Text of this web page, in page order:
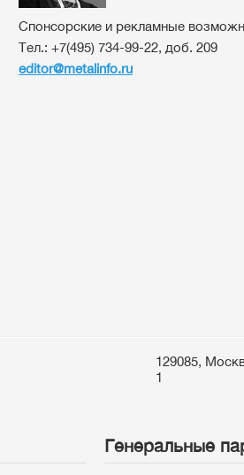
Спонсорские и рекламные
Тел.: +7(495) 734-99-22, доб. 209
editor@metalinfo.ru
129085,
1
Генеральные